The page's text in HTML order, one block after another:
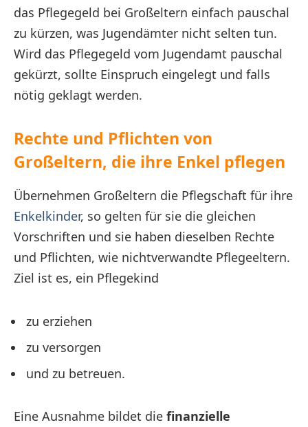
das Pflegegeld bei Großeltern einfach pauschal
zu kürzen, was Jugendämter nicht selten tun.
Wird das Pflegegeld vom Jugendamt pauschal
gekürzt, sollte Einspruch eingelegt und falls
nötig geklagt werden.
Rechte und Pflichten von
Großeltern, die ihre Enkel pflegen
Übernehmen Großeltern die Pflegschaft für ihre
Enkelkinder, so gelten für sie die gleichen
Vorschriften und sie haben dieselben Rechte
und Pflichten, wie nichtverwandte Pflegeeltern.
Ziel ist es, ein Pflegekind
zu erziehen
zu versorgen
und zu betreuen.
Eine Ausnahme bildet die finanzielle